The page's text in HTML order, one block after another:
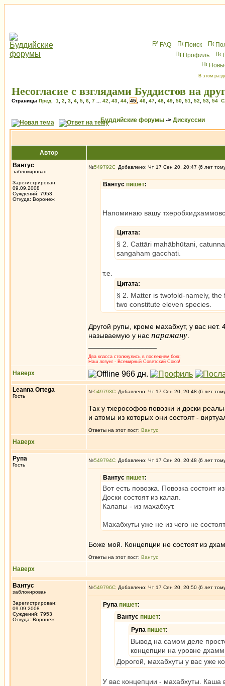
FAQ Поиск
Профиль
В этом
Несогласие с взглядами Буддистов на
Страницы Пред. 1 2 3 4 5 6 7 42 43 44 45 46 47 48 49 50 51 52 53 54
Буддийские форумы -> Дискуссии
Автор
Вантус
заблокирован
Зарегистрирован:
09.09.2008
Суждений: 7953
Откуда: Воронеж
№549792 Добавлено: Чт 17 Сен 20, 20:47 (6 лет
Вантус пишет:
Напоминаю вашу
Цитата:
§ 2. Cattāri mahābhūtani,
sangaham gacchati.
т.е.
Цитата:
§ 2. Matter is twofold-namely,
two constitute eleven species.
Другой рупы, кроме махабхут, у вас
называемую у нас параману
Два класса столкнулись в последнем бою;
Наш лозунг - Всемирный Советский Союз!
Наверх
Leanna Ortega
Гость
№549793 Добавлено: Чт 17 Сен 20, 20:48 (6 лет
Так у тхерософов повозки и доски
и атомы из которых они состоят -
Ответы на этот пост: Вантус
Наверх
Рупа
Гость
№549794 Добавлено: Чт 17 Сен 20, 20:48 (6 лет
Вантус пишет:
Вот есть повозка. Повозка состоит
Доски состоят из калап.
Калапы - из махабхут.
Махабхуты уже не из чего не
Боже мой. Концепции не состоят из
Ответы на этот пост: Вантус
Наверх
Вантус
заблокирован
Зарегистрирован:
09.09.2008
Суждений: 7953
Откуда: Воронеж
№549796 Добавлено: Чт 17 Сен 20, 20:50 (6 лет
Рупа пишет:
Вантус пишет:
Рупа пишет:
Вывод на самом деле
концепции на уровне
Дорогой, махабхуты у вас уже
У вас концепции - махабхуты. Каша